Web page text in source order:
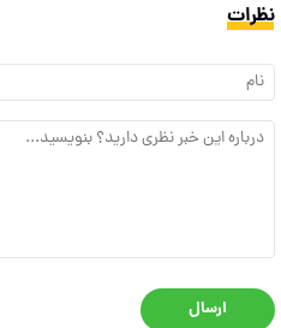
نظرات
ارسال